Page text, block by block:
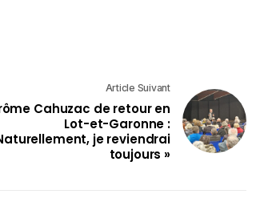
Article Suivant
Cahuzac de retour en
Lot-et-Garonne :
je reviendrai
toujours »